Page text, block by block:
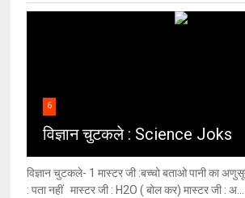
6
विज्ञान चुटकले : Science Joks
विज्ञान चुटकले- 1 मास्टर जी :बच्चो बताओ पानी का
: पता नहीं मास्टर जी : H2O ( बोल कर) मास्टर जी : अ...